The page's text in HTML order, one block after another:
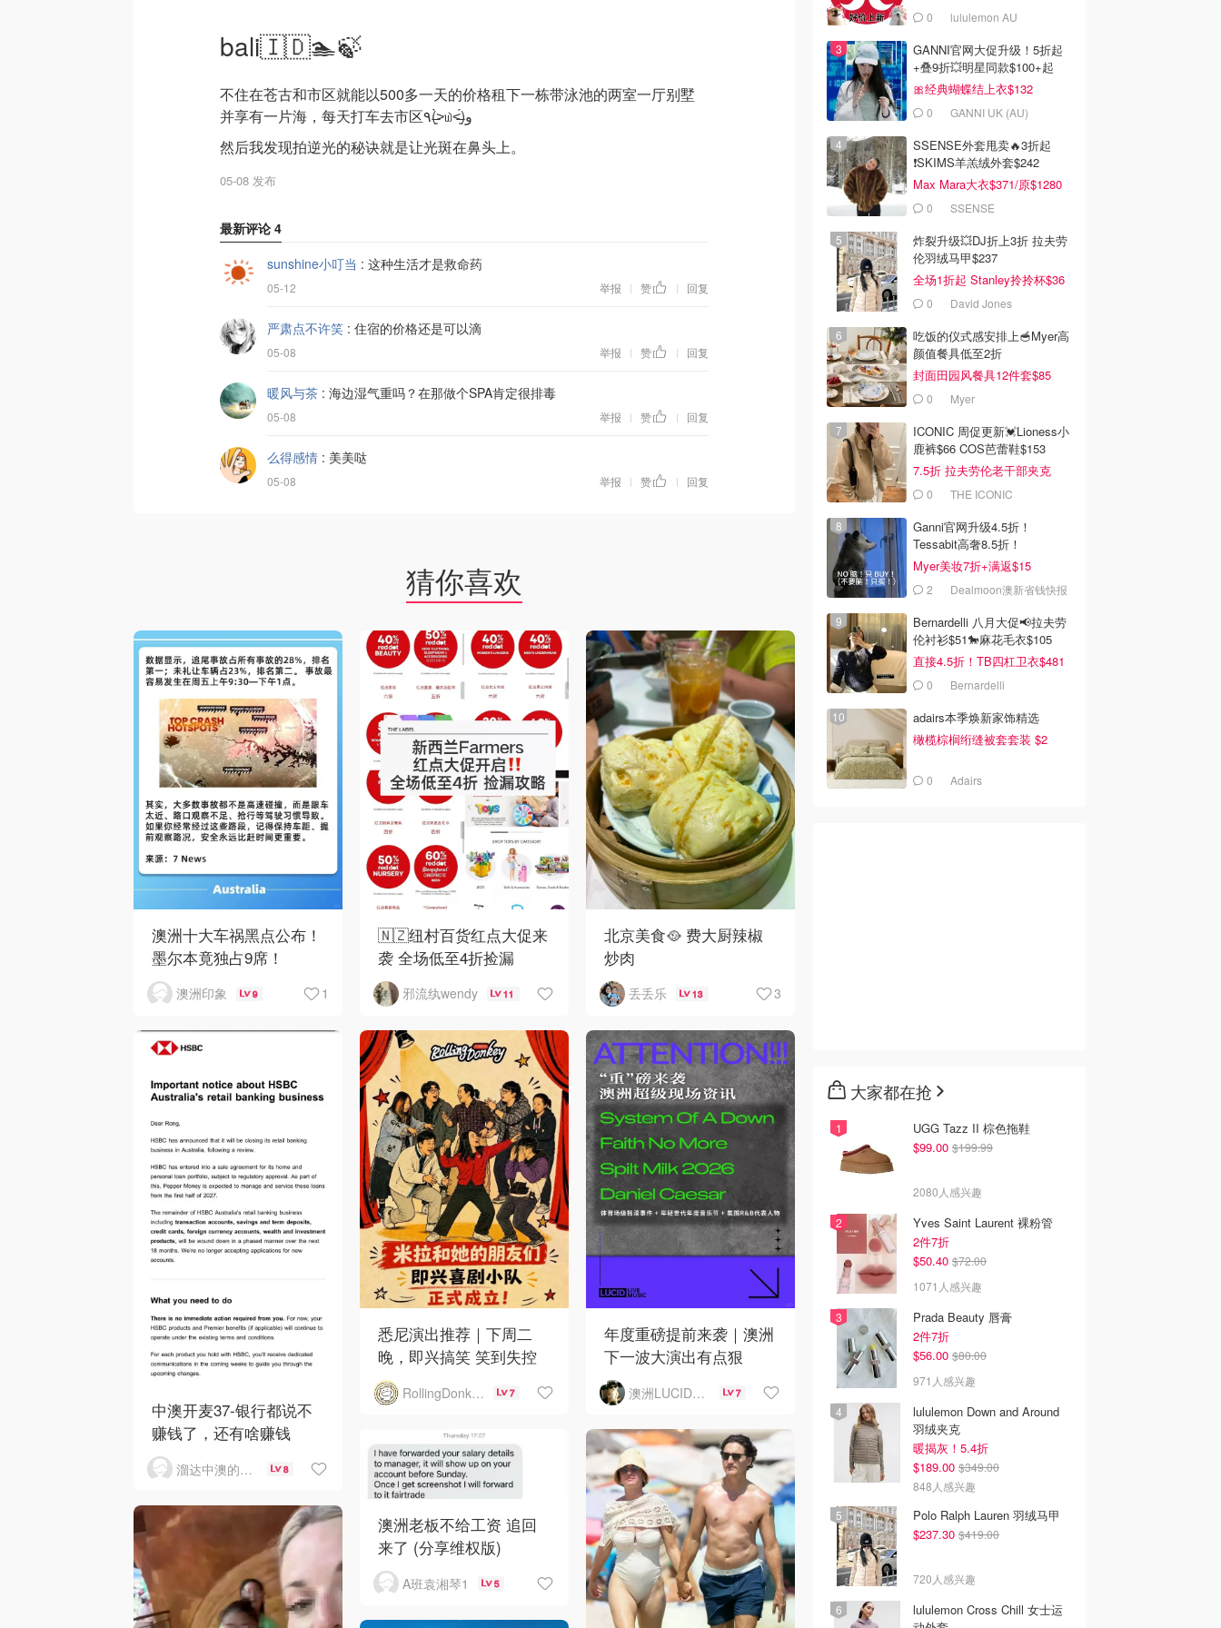
bali🇮🇩🏊🍃
不住在苍古和市区就能以500多一天的价格租下一栋带泳池的两室一厅别墅
并享有一片海，每天打车去市区٩(˃̶͈̀௰˂̶͈́)و
然后我发现拍逆光的秘诀就是让光斑在鼻头上。
05-08 发布
最新评论 4
sunshine小叮当 : 这种生活才是救命药
05-12 举报 | 赞 | 回复
严肃点不许笑 : 住宿的价格还是可以滴
05-08 举报 | 赞 | 回复
暖风与茶 : 海边湿气重吗？在那做个SPA肯定很排毒
05-08 举报 | 赞 | 回复
么得感情 : 美美哒
05-08 举报 | 赞 | 回复
猜你喜欢
澳洲十大车祸黑点公布！
墨尔本竟独占9席！
澳洲印象 9 1
🇳🇿纽村百货红点大促来
袭 全场低至4折捡漏
邪流纨wendy 11
北京美食🥘 费大厨辣椒
炒肉
丢丢乐 13 3
中澳开麦37-银行都说不
赚钱了，还有啥赚钱
溜达中澳的王公子 8
悉尼演出推荐｜下周二
晚，即兴搞笑 笑到失控
RollingDonkey 7
年度重磅提前来袭｜澳洲
下一波大演出有点狠
澳洲LUCID音乐演出 7
澳洲老板不给工资 追回
来了 (分享维权版)
A班袁湘琴1 5
0 lululemon AU
GANNI官网大促升级！5折起
+叠9折💥明星同款$100+起
🎀经典蝴蝶结上衣$132
0 GANNI UK (AU)
SSENSE外套甩卖🔥3折起
❗SKIMS羊羔绒外套$242
Max Mara大衣$371/原$1280
0 SSENSE
炸裂升级💥DJ折上3折 拉夫劳
伦羽绒马甲$237
全场1折起 Stanley拎拎杯$36
0 David Jones
吃饭的仪式感安排上🥣Myer高
颜值餐具低至2折
封面田园风餐具12件套$85
0 Myer
ICONIC 周促更新💓Lioness小
鹿裤$66 COS芭蕾鞋$153
7.5折 拉夫劳伦老干部夹克
$4190 THE ICONIC
Ganni官网升级4.5折！
Tessabit高奢8.5折！
Stylevana韩妆4折
Myer美妆7折+满返$15
2 Dealmoon澳新省钱快报
Bernardelli 八月大促📢拉夫劳
伦衬衫$51🐎麻花毛衣$105
直接4.5折！TB四杠卫衣$481
0 Bernardelli
adairs本季焕新家饰精选
橄榄棕榈绗缝被套套装 $2
0 Adairs
大家都在抢
UGG Tazz II 棕色拖鞋
$99.00 $199.99
2080人感兴趣
Yves Saint Laurent 裸粉管
2件7折
$50.40 $72.00
1071人感兴趣
Prada Beauty 唇膏
2件7折
$56.00 $80.00
971人感兴趣
lululemon Down and Around
羽绒夹克
暖揭灰！5.4折
$189.00 $349.00
848人感兴趣
Polo Ralph Lauren 羽绒马甲
$237.30 $419.00
720人感兴趣
lululemon Cross Chill 女士运